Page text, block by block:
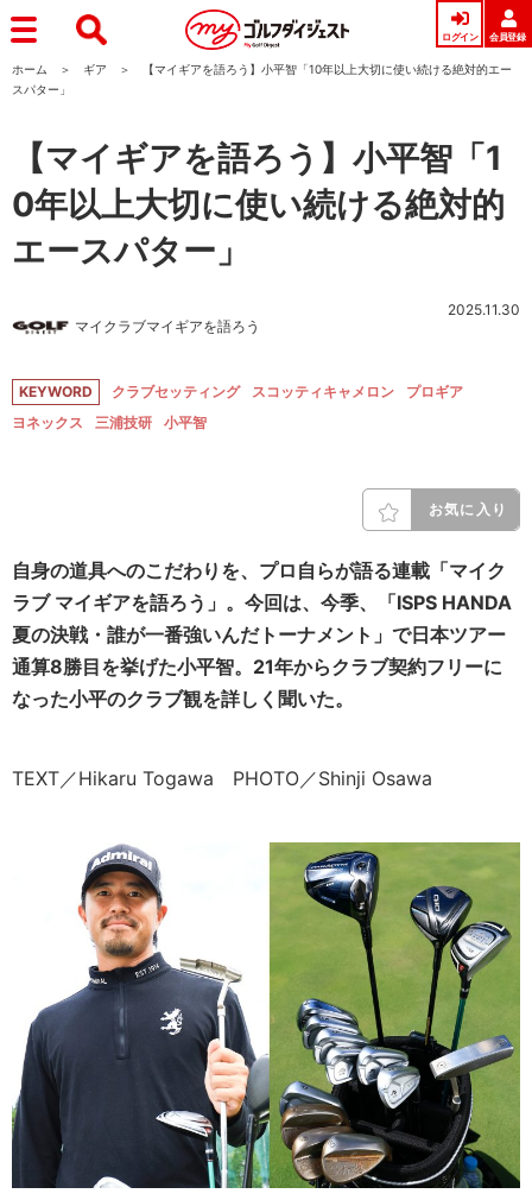
ログイン 会員登録
ホーム ギア
【マイギアを語ろう】小平智「10年以上大切に使い続ける絶対的エー
スパター」
【マイギアを語ろう】小平智「1
0年以上大切に使い続ける絶対的
エースパター」
マイクラブマイギアを語ろう
2025.11.30
KEYWORD クラブセッティング スコッティキャメロン
プロギア
ヨネックス
三浦技研 小平智
お気に入り
自身の道具へのこだわりを、プロ自らが語る連載「マイク
ラブ マイギアを語ろう」。今回は、今季、「ISPS HANDA
夏の決戦・誰が一番強いんだトーナメント」で日本ツアー
通算8勝目を挙げた小平智。21年からクラブ契約フリーに
なった小平のクラブ観を詳しく聞いた。
TEXT／Hikaru Togawa PHOTO／Shinji Osawa